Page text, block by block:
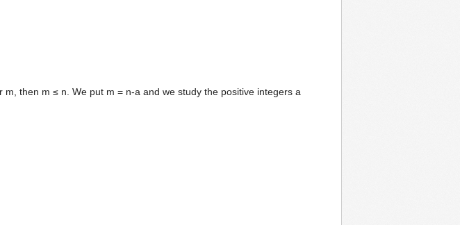
then m ≤ n. We put m = n-a and we study the positive integers a